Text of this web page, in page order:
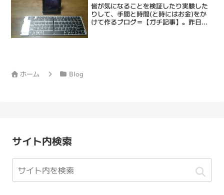
皆が気になることを検証したり実験した
りして、手間と時間(と時にはお金)をか
けて作るブログ＝【ガチ記事】。昨日公
ホーム Blog
サイト内検索